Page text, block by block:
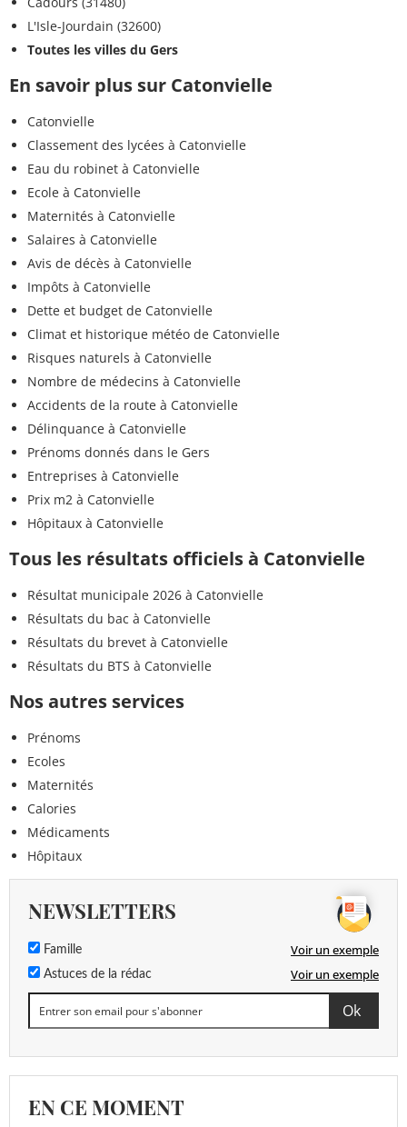
L'Isle-Jourdain (32600)
Toutes les villes du Gers
En savoir plus sur Catonvielle
Catonvielle
Classement des lycées à Catonvielle
Eau du robinet à Catonvielle
Ecole à Catonvielle
Maternités à Catonvielle
Salaires à Catonvielle
Avis de décès à Catonvielle
Impôts à Catonvielle
Dette et budget de Catonvielle
Climat et historique météo de Catonvielle
Risques naturels à Catonvielle
Nombre de médecins à Catonvielle
Accidents de la route à Catonvielle
Délinquance à Catonvielle
Prénoms donnés dans le Gers
Entreprises à Catonvielle
Prix m2 à Catonvielle
Hôpitaux à Catonvielle
Tous les résultats officiels à Catonvielle
Résultat municipale 2026 à Catonvielle
Résultats du bac à Catonvielle
Résultats du brevet à Catonvielle
Résultats du BTS à Catonvielle
Nos autres services
Prénoms
Ecoles
Maternités
Calories
Médicaments
Hôpitaux
NEWSLETTERS
Famille Voir un exemple
Astuces de la rédac Voir un exemple
EN CE MOMENT